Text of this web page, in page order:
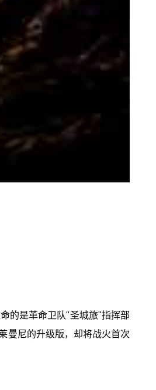
的是革命卫队"圣城旅"指挥部
曼尼的升级版，却将战火首次